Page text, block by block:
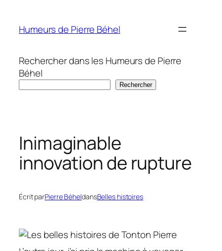
contenu
Humeurs de Pierre Béhel
Rechercher dans les Humeurs de Pierre
Béhel
Rechercher
Inimaginable
innovation de rupture
Écrit parPierre BéheldansBelles histoires